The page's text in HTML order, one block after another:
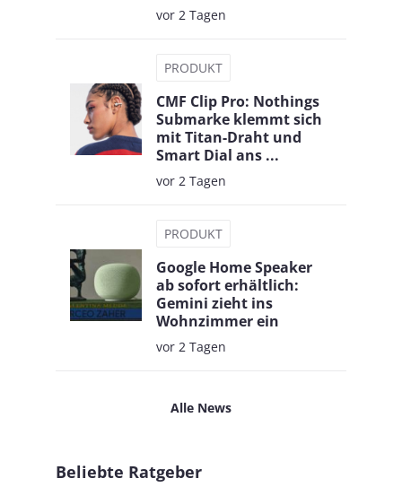
vor 2 Tagen
PRODUKT
CMF Clip Pro: Nothings
Submarke klemmt sich
mit Titan-Draht und
Smart Dial ans ...
vor 2 Tagen
PRODUKT
Google Home Speaker
ab sofort erhältlich:
Gemini zieht ins
Wohnzimmer ein
vor 2 Tagen
Alle News
Beliebte Ratgeber